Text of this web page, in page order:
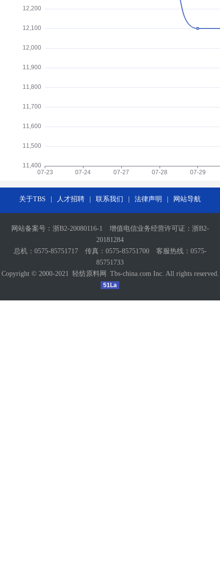
关于TBS 人才招聘 联系我们 法律声明 网站导航
网站备案号： 浙B2-20080116-1 增值电信业务经营许可证： 浙B2-
20181284
总机：0575-85751717 传真：0575-85751700 客服热线：0575-
85751733
Copyright © 2000-2021 轻纺原料网 Tbs-china.com Inc. All rights reserved.
51La